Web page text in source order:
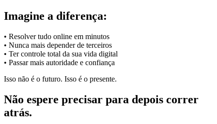
Imagine a diferença:
• Resolver tudo online em minutos
• Nunca mais depender de terceiros
• Ter controle total da sua vida digital
• Passar mais autoridade e confiança
Isso não é o futuro. Isso é o presente.
Não espere precisar para depois correr
atrás.